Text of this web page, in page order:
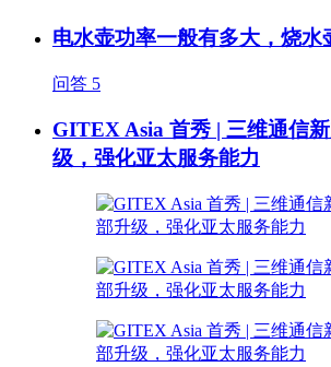
电水壶功率一般有多大，烧水
问答 5
GITEX Asia 首秀 | 三维通信
级，强化亚太服务能力